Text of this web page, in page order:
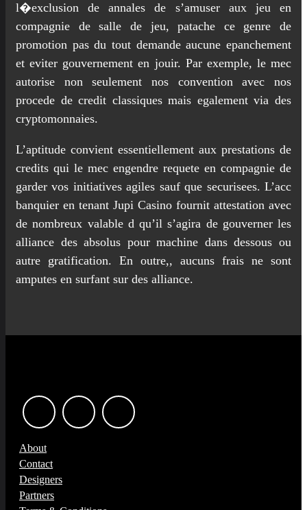
l�exclusion de annales de s’amuser aux jeu en
compagnie de salle de jeu, patache ce genre de
promotion pas du tout demande aucune epanchement
et eviter gouvernement en jouir. Par exemple, le mec
autorise non seulement nos convention avec nos
procede de credit classiques mais egalement via des
cryptomonnaies.
L’aptitude convient essentiellement aux prestations de
credits qui le mec engendre requete en compagnie de
garder vos initiatives agiles sauf que securisees. L’acc
banquier en tenant Jupi Casino fournit attestation avec
de nombreux valable d qu’il s’agira de gouverner les
alliance des absolus pour machine dans dessous ou
autre gratification. En outre,, aucuns frais ne sont
amputes en surfant sur des alliance.
About
Contact
Designers
Partners